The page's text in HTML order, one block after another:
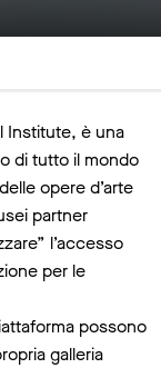
Institute, è una
di tutto il mondo
opere d’arte
partner
l’accesso
per le
possono
galleria